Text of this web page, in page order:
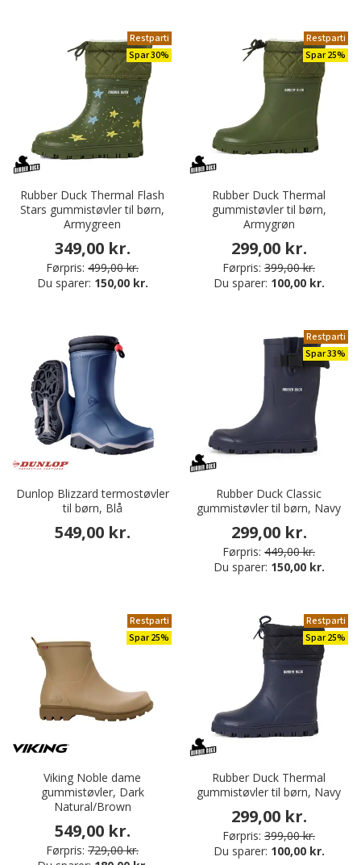
Restparti
Spar 30%
Rubber Duck Thermal Flash
Stars gummistøvler til børn,
Armygreen
349,00 kr.
Førpris: 499,00 kr.
Du sparer: 150,00 kr.
Restparti
Spar 25%
Rubber Duck Thermal
gummistøvler til børn,
Armygrøn
299,00 kr.
Førpris: 399,00 kr.
Du sparer: 100,00 kr.
Dunlop Blizzard termostøvler
til børn, Blå
549,00 kr.
Restparti
Spar 33%
Rubber Duck Classic
gummistøvler til børn, Navy
299,00 kr.
Førpris: 449,00 kr.
Du sparer: 150,00 kr.
Restparti
Spar 25%
Viking Noble dame
gummistøvler, Dark
Natural/Brown
549,00 kr.
Førpris: 729,00 kr.
Restparti
Spar 25%
Rubber Duck Thermal
gummistøvler til børn, Navy
299,00 kr.
Førpris: 399,00 kr.
Du sparer: 100,00 kr.